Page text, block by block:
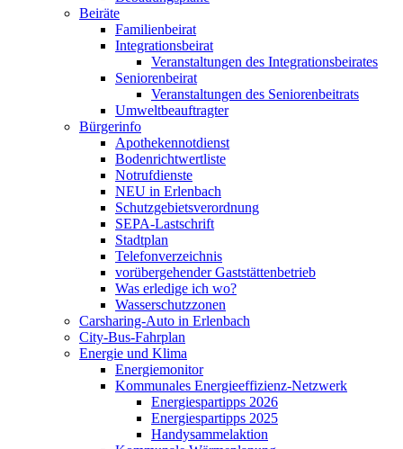
Beiräte
Familienbeirat
Integrationsbeirat
Veranstaltungen des Integrationsbeirates
Seniorenbeirat
Veranstaltungen des Seniorenbeitrats
Umweltbeauftragter
Bürgerinfo
Apothekennotdienst
Bodenrichtwertliste
Notrufdienste
NEU in Erlenbach
Schutzgebietsverordnung
SEPA-Lastschrift
Stadtplan
Telefonverzeichnis
vorübergehender Gaststättenbetrieb
Was erledige ich wo?
Wasserschutzzonen
Carsharing-Auto in Erlenbach
City-Bus-Fahrplan
Energie und Klima
Energiemonitor
Kommunales Energieeffizienz-Netzwerk
Energiespartipps 2026
Energiespartipps 2025
Handysammelaktion